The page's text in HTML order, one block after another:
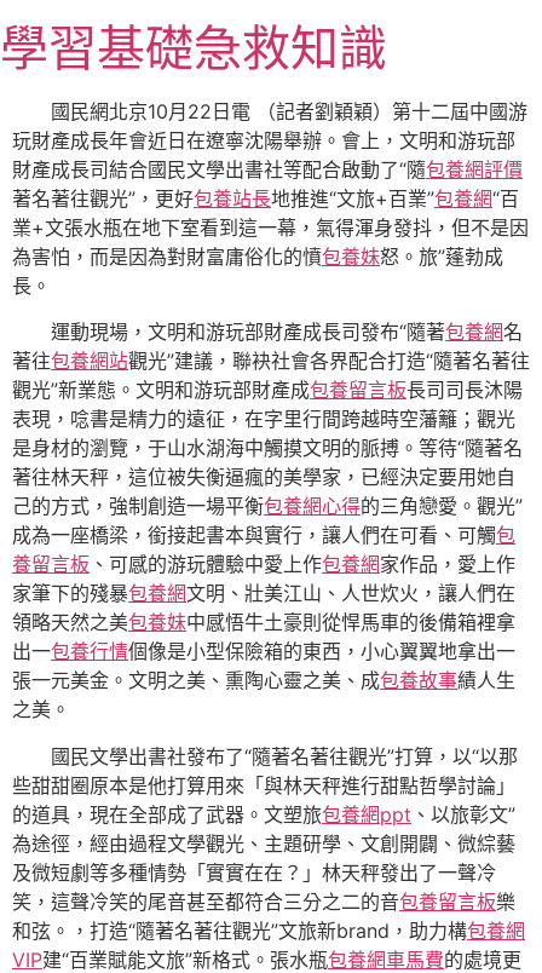
至
主
內
容
學習基礎急救知識
國民網北京10月22日電 （記者劉穎穎）第十二屆中國游
玩財產成長年會近日在遼寧沈陽舉辦。會上，文明和游玩部
財產成長司結合國民文學出書社等配合啟動了“隨包養網評價
著名著往觀光”，更好包養站長地推進“文旅+百業”包養網“百
業+文張水瓶在地下室看到這一幕，氣得渾身發抖，但不是因
為害怕，而是因為對財富庸俗化的憤包養妹怒。旅”蓬勃成
長。
運動現場，文明和游玩部財產成長司發布“隨著包養網名
著往包養網站觀光”建議，聯袂社會各界配合打造“隨著名著往
觀光”新業態。文明和游玩部財產成包養留言板長司司長沐陽
表現，唸書是精力的遠征，在字里行間跨越時空藩籬；觀光
是身材的瀏覽，于山水湖海中觸摸文明的脈搏。等待“隨著名
著往林天秤，這位被失衡逼瘋的美學家，已經決定要用她自
己的方式，強制創造一場平衡包養網心得的三角戀愛。觀光”
成為一座橋梁，銜接起書本與實行，讓人們在可看、可觸包
養留言板 、可感的游玩體驗中愛上作包養網家作品，愛上作
家筆下的殘暴包養網文明、壯美江山、人世炊火，讓人們在
領略天然之美包養妹中感悟牛土豪則從悍馬車的後備箱裡拿
出一包養行情個像是小型保險箱的東西，小心翼翼地拿出一
張一元美金。文明之美、熏陶心靈之美、成包養故事績人生
之美。
國民文學出書社發布了“隨著名著往觀光”打算，以“以那
些甜甜圈原本是他打算用來「與林天秤進行甜點哲學討論」
的道具，現在全部成了武器。文塑旅包養網ppt 、以旅彰文”
為途徑，經由過程文學觀光、主題研學、文創開闢、微綜藝
及微短劇等多種情勢「實實在在？」林天秤發出了一聲冷
笑，這聲冷笑的尾音甚至都符合三分之二的音包養留言板樂
和弦。，打造“隨著名著往觀光”文旅新brand，助力構包養網
VIP建“百業賦能文旅”新格式。張水瓶包養網車馬費的處境更